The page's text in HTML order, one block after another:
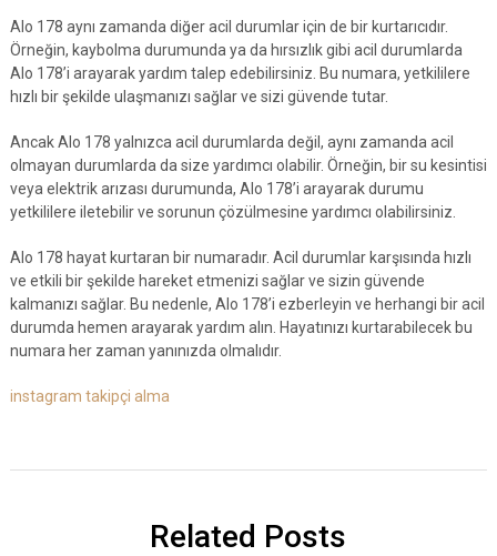
Alo 178 aynı zamanda diğer acil durumlar için de bir kurtarıcıdır.
Örneğin, kaybolma durumunda ya da hırsızlık gibi acil durumlarda
Alo 178’i arayarak yardım talep edebilirsiniz. Bu numara, yetkililere
hızlı bir şekilde ulaşmanızı sağlar ve sizi güvende tutar.
Ancak Alo 178 yalnızca acil durumlarda değil, aynı zamanda acil
olmayan durumlarda da size yardımcı olabilir. Örneğin, bir su kesintisi
veya elektrik arızası durumunda, Alo 178’i arayarak durumu
yetkililere iletebilir ve sorunun çözülmesine yardımcı olabilirsiniz.
Alo 178 hayat kurtaran bir numaradır. Acil durumlar karşısında hızlı
ve etkili bir şekilde hareket etmenizi sağlar ve sizin güvende
kalmanızı sağlar. Bu nedenle, Alo 178’i ezberleyin ve herhangi bir acil
durumda hemen arayarak yardım alın. Hayatınızı kurtarabilecek bu
numara her zaman yanınızda olmalıdır.
instagram takipçi alma
Related Posts